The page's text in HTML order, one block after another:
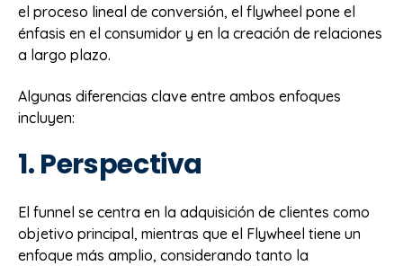
el proceso lineal de conversión, el flywheel pone el
énfasis en el consumidor y en la creación de relaciones
a largo plazo.
Algunas diferencias clave entre ambos enfoques
incluyen:
1. Perspectiva
El funnel se centra en la adquisición de clientes como
objetivo principal, mientras que el Flywheel tiene un
enfoque más amplio, considerando tanto la